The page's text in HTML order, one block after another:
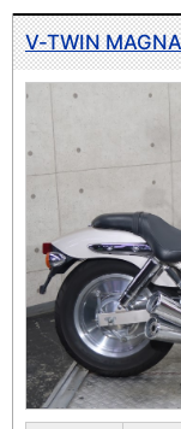
V-TWIN